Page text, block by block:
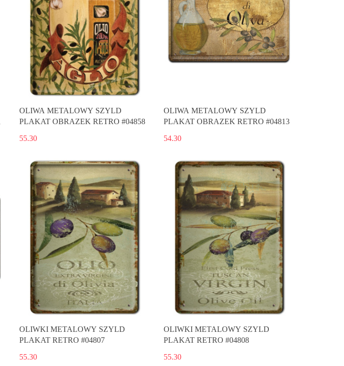
OLIWA METALOWY SZYLD
PLAKAT OBRAZEK RETRO #04858
55.30
OLIWA METALOWY SZYLD
PLAKAT OBRAZEK RETRO #04813
54.30
OLIWKI METALOWY SZYLD
PLAKAT RETRO #04807
55.30
OLIWKI METALOWY SZYLD
PLAKAT RETRO #04808
55.30